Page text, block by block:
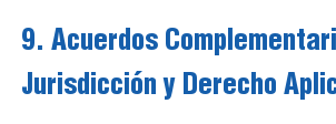
9. Acuerdos
Jurisdicción y Derecho